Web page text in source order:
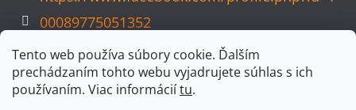
Tento web používa súbory cookie. Ďalším
prechádzaním tohto webu vyjadrujete súhlas s ich
používaním. Viac informáciítu.
00089775051352
konyvvarazs